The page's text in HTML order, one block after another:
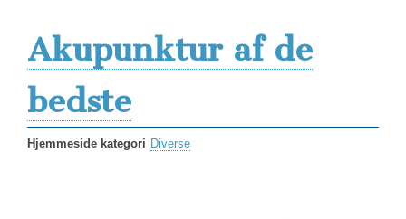
Akupunktur af de
bedste
Hjemmeside kategori Diverse